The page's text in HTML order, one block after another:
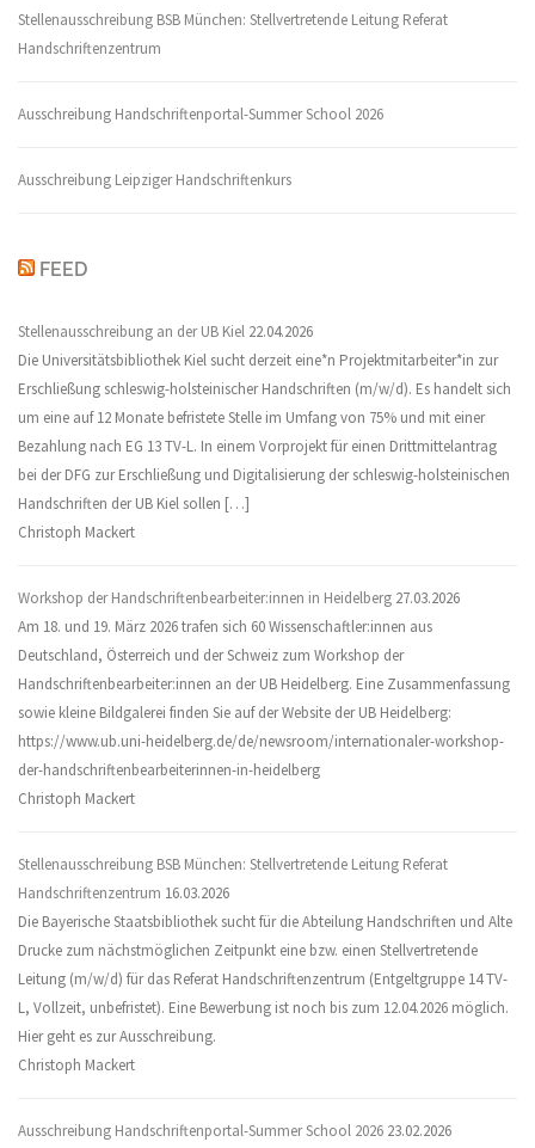
Stellenausschreibung BSB München: Stellvertretende Leitung Referat
Handschriftenzentrum
Ausschreibung Handschriftenportal-Summer School 2026
Ausschreibung Leipziger Handschriftenkurs
FEED
Stellenausschreibung an der UB Kiel 22.04.2026
Die Universitätsbibliothek Kiel sucht derzeit eine*n Projektmitarbeiter*in zur
Erschließung schleswig-holsteinischer Handschriften (m/w/d). Es handelt sich
um eine auf 12 Monate befristete Stelle im Umfang von 75% und mit einer
Bezahlung nach EG 13 TV-L. In einem Vorprojekt für einen Drittmittelantrag
bei der DFG zur Erschließung und Digitalisierung der schleswig-holsteinischen
Handschriften der UB Kiel sollen […]
Christoph Mackert
Workshop der Handschriftenbearbeiter:innen in Heidelberg 27.03.2026
Am 18. und 19. März 2026 trafen sich 60 Wissenschaftler:innen aus
Deutschland, Österreich und der Schweiz zum Workshop der
Handschriftenbearbeiter:innen an der UB Heidelberg. Eine Zusammenfassung
sowie kleine Bildgalerei finden Sie auf der Website der UB Heidelberg:
https://www.ub.uni-heidelberg.de/de/newsroom/internationaler-workshop-
der-handschriftenbearbeiterinnen-in-heidelberg
Christoph Mackert
Stellenausschreibung BSB München: Stellvertretende Leitung Referat
Handschriftenzentrum 16.03.2026
Die Bayerische Staatsbibliothek sucht für die Abteilung Handschriften und Alte
Drucke zum nächstmöglichen Zeitpunkt eine bzw. einen Stellvertretende
Leitung (m/w/d) für das Referat Handschriftenzentrum (Entgeltgruppe 14 TV-
L, Vollzeit, unbefristet). Eine Bewerbung ist noch bis zum 12.04.2026 möglich.
Hier geht es zur Ausschreibung.
Christoph Mackert
Ausschreibung Handschriftenportal-Summer School 2026 23.02.2026